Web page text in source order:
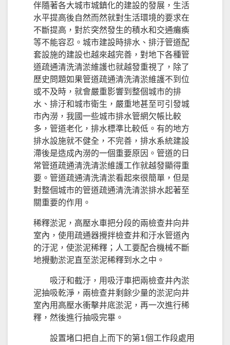
伴隨著各大城市城鎮化的建設的發展，生活
水平提高後自然而然就對生活環境的要求在
不斷提高，對於突然發生的積水和交通癱瘓
等不能容忍。城市建設時排水、排汙管道配
套設施的建設也越來越完善，對地下各種管
道疏通清洗清淤維護也就越發重視了，除了
歷史問題如果管道疏通清洗清淤維護不到位
或不及時，就會嚴重影響到整個城市的排
水、排汙和城市衛生，嚴重地甚至可引發城
市內澇，我國一些城市排水管網欠帳比較
多，管道老化，排水標準比較低。有的地方
排水設施就不健全，不完善，排水系統建設
滯後是造成內澇的一個重要原因。管道的日
常管道疏通清洗清淤維護工作就越發顯得重
要。管道疏通清洗清淤看起來很簡單，但是
對整個城市的管道疏通清洗清淤排水起著至
關重要的作用。
稀釋淤泥，高壓水車把分段的兩檢查井向井
室內，使用疏通器攪拌檢查井和汙水管道內
的汙泥，使淤泥稀釋；人工要配合機械不斷
地攪動淤泥直至淤泥稀釋到水之中。
吸汙和截汙，用吸汙車把兩檢查井內淤
泥抽吸乾淨，兩檢查井剩餘少量的淤泥向井
室內用高壓水衝擊井底淤泥，再一次進行稀
釋，然後進行抽吸完畢。
設置堵口把自上而下的第1個工作段處用